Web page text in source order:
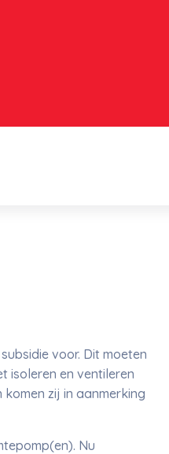
voor. Dit moeten
isoleren en ventileren
zij in aanmerking
Nu